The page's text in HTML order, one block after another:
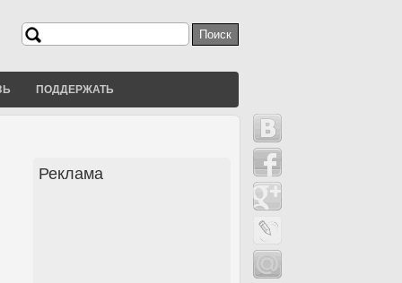
Форма поиска
Поиск
ПОДДЕРЖАТЬ
Реклама